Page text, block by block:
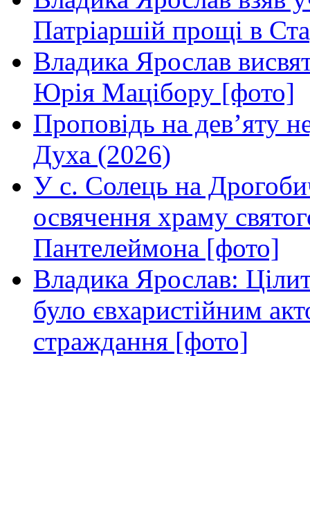
Патріаршій прощі в
Владика Ярослав
Юрія Мацібору [фото]
Проповідь на дев’яту
Духа (2026)
У с. Солець на
освячення храму
Пантелеймона [фото]
Владика Ярослав:
було євхаристійним
страждання [фото]